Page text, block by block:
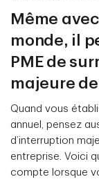
Même
monde, il
PME de
majeure
Quand vous
annuel, pensez
d’interruption
entreprise. Voici
compte lorsque